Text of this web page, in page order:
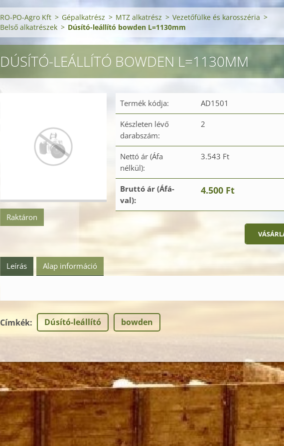
RO-PO-Agro Kft > Gépalkatrész > MTZ alkatrész > Vezetőfülke és karosszéria >
Belső alkatrészek > Dúsító-leállító bowden L=1130mm
DÚSÍTÓ-LEÁLLÍTÓ BOWDEN L=1130MM
Raktáron
Termék kódja: AD1501
Készleten lévő
darabszám:
2
Nettó ár (Áfa
nélkül):
3.543 Ft
Bruttó ár (Áfá-
val):
4.500 Ft
Leírás Alap információ
Címkék: Dúsító-leállító bowden